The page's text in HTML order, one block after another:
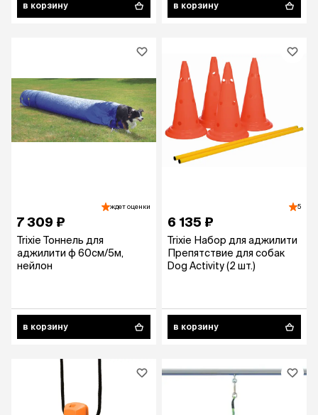
в корзину в корзину
ждет оценки
7 309 ₽
Trixie Тоннель для
аджилити ф 60см/5м,
нейлон
в корзину
5
6 135 ₽
Trixie Набор для аджилити
Препятствие для собак
Dog Activity (2 шт.)
в корзину